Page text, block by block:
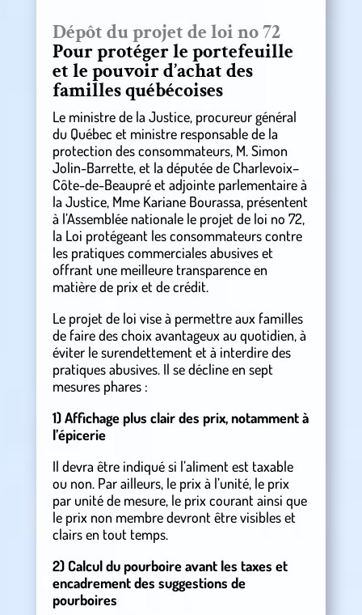
Dépôt du projet de loi no 72
Pour protéger le portefeuille
et le pouvoir d’achat des
familles québécoises
Le ministre de la Justice, procureur général
du Québec et ministre responsable de la
protection des consommateurs, M. Simon
Jolin-Barrette, et la députée de Charlevoix–
Côte-de-Beaupré et adjointe parlementaire à
la Justice, Mme Kariane Bourassa, présentent
à l’Assemblée nationale le projet de loi no 72,
la Loi protégeant les consommateurs contre
les pratiques commerciales abusives et
offrant une meilleure transparence en
matière de prix et de crédit.
Le projet de loi vise à permettre aux familles
de faire des choix avantageux au quotidien, à
éviter le surendettement et à interdire des
pratiques abusives. Il se décline en sept
mesures phares :
1) Affichage plus clair des prix, notamment à
l’épicerie
Il devra être indiqué si l’aliment est taxable
ou non. Par ailleurs, le prix à l’unité, le prix
par unité de mesure, le prix courant ainsi que
le prix non membre devront être visibles et
clairs en tout temps.
2) Calcul du pourboire avant les taxes et
encadrement des suggestions de
pourboires